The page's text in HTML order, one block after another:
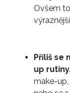
Ovšem
Příliš se
up
make-up,